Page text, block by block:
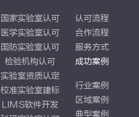
国家实验室认可
医学实验室认可
国防实验室认可
检验机构认可
实验室资质认定
校准实验室建标
LIMS软件开发
认可流程
合作流程
服务方式
成功案例
行业案例
区域案例
典型案例